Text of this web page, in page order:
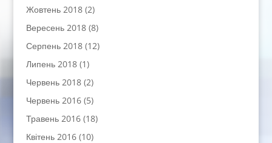
Жовтень 2018(2)
Вересень 2018(8)
Серпень 2018(12)
Липень 2018(1)
Червень 2018(2)
Червень 2016(5)
Травень 2016(18)
Квітень 2016(10)